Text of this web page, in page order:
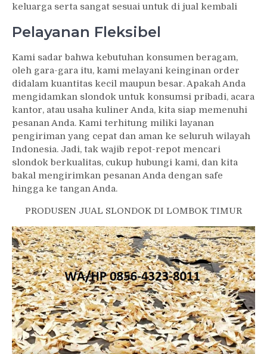
keluarga serta sangat sesuai untuk di jual kembali
Pelayanan Fleksibel
Kami sadar bahwa kebutuhan konsumen beragam,
oleh gara-gara itu, kami melayani keinginan order
didalam kuantitas kecil maupun besar. Apakah Anda
mengidamkan slondok untuk konsumsi pribadi, acara
kantor, atau usaha kuliner Anda, kita siap memenuhi
pesanan Anda. Kami terhitung miliki layanan
pengiriman yang cepat dan aman ke seluruh wilayah
Indonesia. Jadi, tak wajib repot-repot mencari
slondok berkualitas, cukup hubungi kami, dan kita
bakal mengirimkan pesanan Anda dengan safe
hingga ke tangan Anda.
PRODUSEN JUAL SLONDOK DI LOMBOK TIMUR